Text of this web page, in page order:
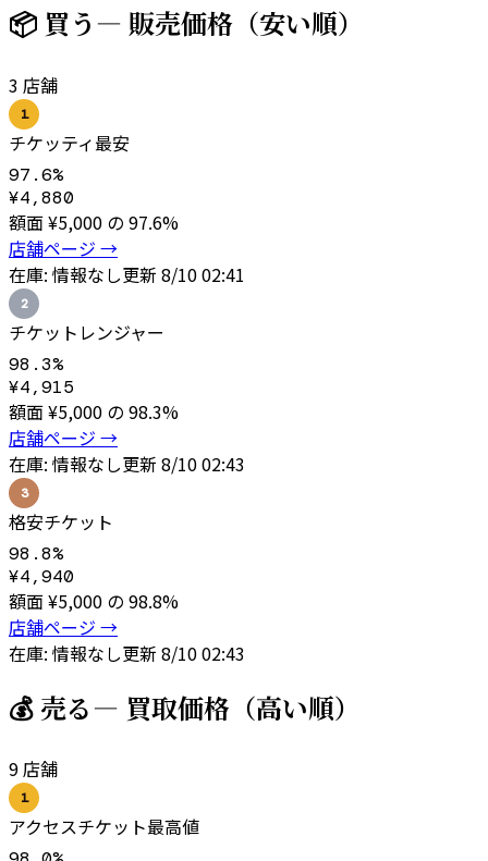
📦 買う— 販売価格（安い順）
3 店舗
1
チケッティ最安
97.6%
¥4,880
額面 ¥5,000 の 97.6%
店舗ページ →
在庫: 情報なし更新 8/10 02:41
2
チケットレンジャー
98.3%
¥4,915
額面 ¥5,000 の 98.3%
店舗ページ →
在庫: 情報なし更新 8/10 02:43
3
格安チケット
98.8%
¥4,940
額面 ¥5,000 の 98.8%
店舗ページ →
在庫: 情報なし更新 8/10 02:43
💰 売る— 買取価格（高い順）
9店舗
1
アクセスチケット最高値